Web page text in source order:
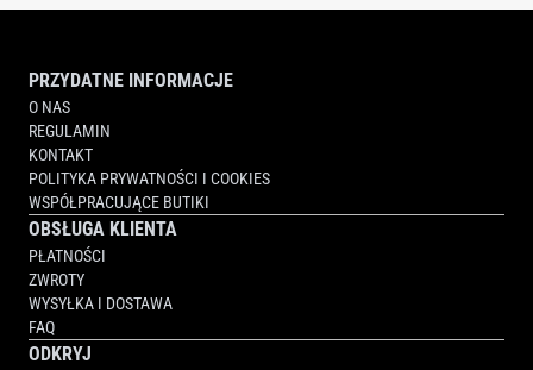
PRZYDATNE INFORMACJE
O NAS
REGULAMIN
KONTAKT
POLITYKA PRYWATNOŚCI I COOKIES
WSPÓŁPRACUJĄCE BUTIKI
OBSŁUGA KLIENTA
PŁATNOŚCI
ZWROTY
WYSYŁKA I DOSTAWA
FAQ
ODKRYJ